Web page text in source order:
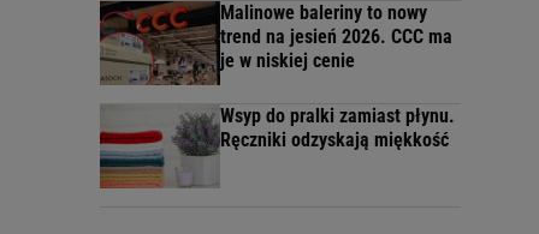
Malinowe baleriny to nowy
trend na jesień 2026. CCC ma
je w niskiej cenie
Wsyp do pralki zamiast płynu.
Ręczniki odzyskają miękkość